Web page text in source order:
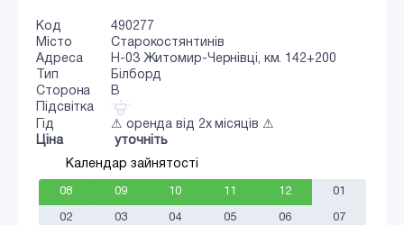
Код
490277
Місто
Старокостянтинів
Адреса
Н-03 Житомир-Чернівці, км. 142+200
Тип
Білборд
Сторона
B
Підсвітка
Гід
⚠ оренда від 2х місяців ⚠
Ціна
уточніть
Календар зайнятості
08 09 10 11 12 01
02 03 04 05 06 07